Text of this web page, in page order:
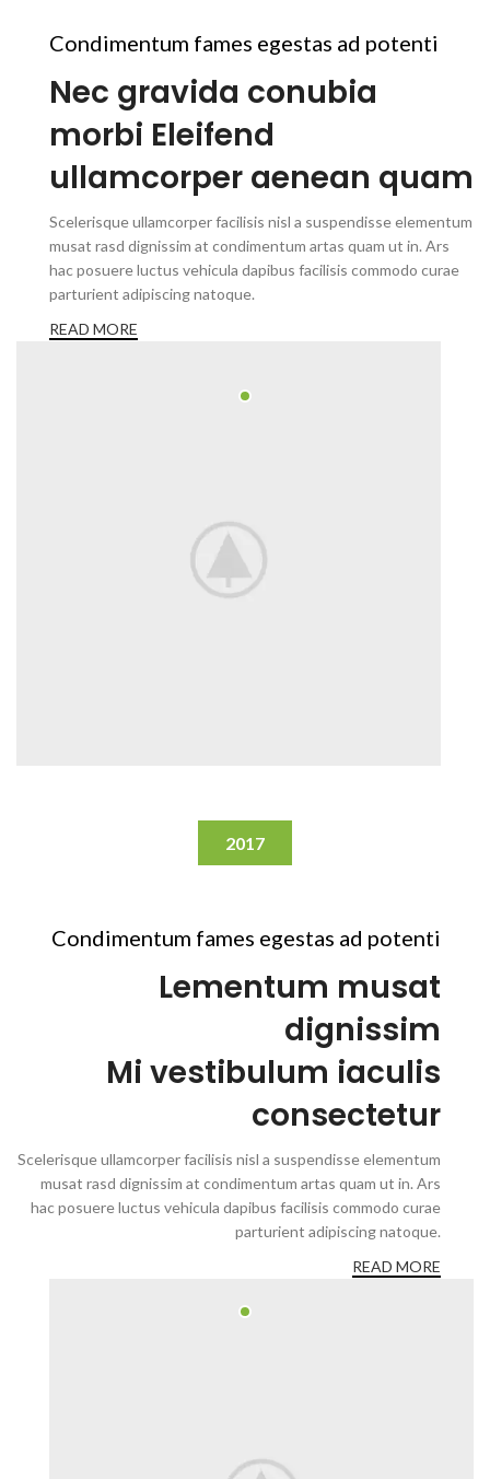
Condimentum fames egestas ad potenti
Nec gravida conubia
morbi Eleifend
ullamcorper aenean quam
Scelerisque ullamcorper facilisis nisl a suspendisse elementum
musat rasd dignissim at condimentum artas quam ut in. Ars
hac posuere luctus vehicula dapibus facilisis commodo curae
parturient adipiscing natoque.
READ MORE
2017
Condimentum fames egestas ad potenti
Lementum musat
dignissim
Mi vestibulum iaculis
consectetur
Scelerisque ullamcorper facilisis nisl a suspendisse elementum
musat rasd dignissim at condimentum artas quam ut in. Ars
hac posuere luctus vehicula dapibus facilisis commodo curae
parturient adipiscing natoque.
READ MORE